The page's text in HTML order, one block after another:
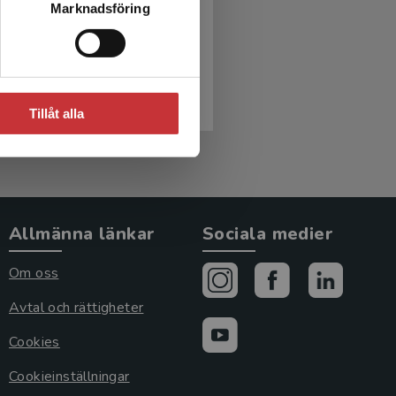
Marknadsföring
Tillåt alla
för barn
Häikiö,Tarja m.fl. (red.)
inkl. moms
331 kr
Allmänna länkar
Om oss
Avtal och rättigheter
Cookies
Cookieinställningar
Sociala medier